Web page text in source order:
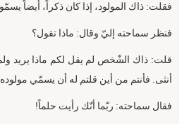
فقلت: ذاك المولود، إذا كان ذكراً، أيضاً
فنظر سماحته إليّ وقال: ماذا تقول؟
قلت: ذاك الشّخص لم يقل لكم ماذا يريد
أنثى. فأنتم من أين قلتم له أن يسمّي
فقال سماحته: ربّما أنّك رأيت حلماً!